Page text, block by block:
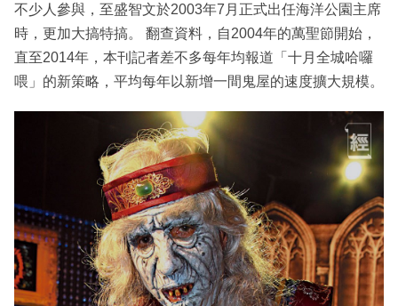
不少人參與，至盛智文於2003年7月正式出任海洋公園主席
時，更加大搞特搞。 翻查資料，自2004年的萬聖節開始，
直至2014年，本刊記者差不多每年均報道「十月全城哈囉
喂」的新策略，平均每年以新增一間鬼屋的速度擴大規模。